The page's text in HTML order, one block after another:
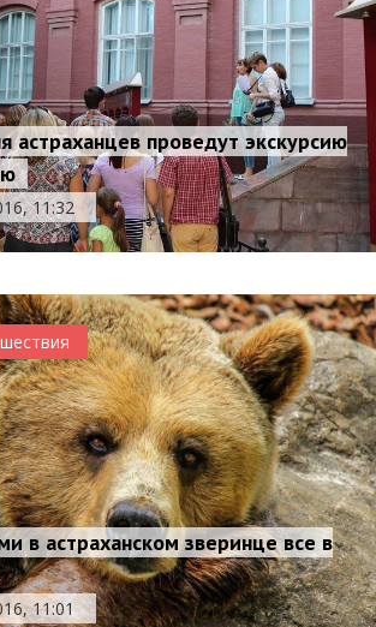
астраханцев проведут экскурсию
11:32
в астраханском зверинце все в
11:01